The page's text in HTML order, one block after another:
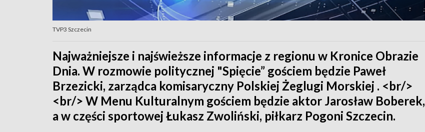
TVP3 Szczecin
Najważniejsze i najświeższe informacje z regionu w Kronice Obrazie
Dnia. W rozmowie politycznej "Spięcie” gościem będzie Paweł
Brzezicki, zarządca komisaryczny Polskiej Żeglugi Morskiej . <br/>
<br/> W Menu Kulturalnym gościem będzie aktor Jarosław Boberek,
a w części sportowej Łukasz Zwoliński, piłkarz Pogoni Szczecin.